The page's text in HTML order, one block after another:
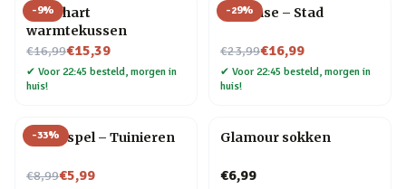
-9%
Rood hart
warmtekussen
€16,99
Nu voor€15,39
✔ Voor 22:45 besteld, morgen in
huis!
-29%
Flip Vase – Stad
€23,99
Nu voor€16,99
✔ Voor 22:45 besteld, morgen in
huis!
-33%
Trivia spel – Tuinieren
€8,99
Nu voor€5,99
Glamour sokken
€6,99